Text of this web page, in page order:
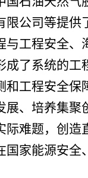
限公司等提
与工程安全
成了系统的
和工程安全
展、培养集
际难题，创
国家能源安